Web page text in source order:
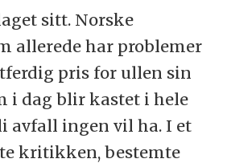
sitt. Norske
allerede har problemer
pris for ullen sin
i dag blir kastet i hele
avfall ingen vil ha. I et
kritikken, bestemte